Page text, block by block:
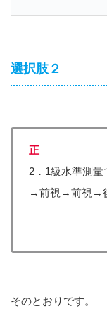
選択肢２
正
2．1級水準測
→前視→前視→後
そのとおりです。